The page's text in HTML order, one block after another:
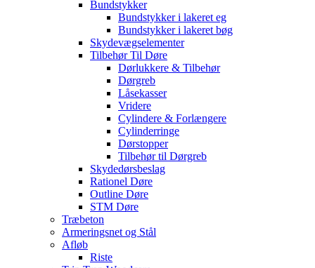
Bundstykker
Bundstykker i lakeret eg
Bundstykker i lakeret bøg
Skydevægselementer
Tilbehør Til Døre
Dørlukkere & Tilbehør
Dørgreb
Låsekasser
Vridere
Cylindere & Forlængere
Cylinderringe
Dørstopper
Tilbehør til Dørgreb
Skydedørsbeslag
Rationel Døre
Outline Døre
STM Døre
Træbeton
Armeringsnet og Stål
Afløb
Riste